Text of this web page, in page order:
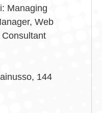
Managing
Web
144